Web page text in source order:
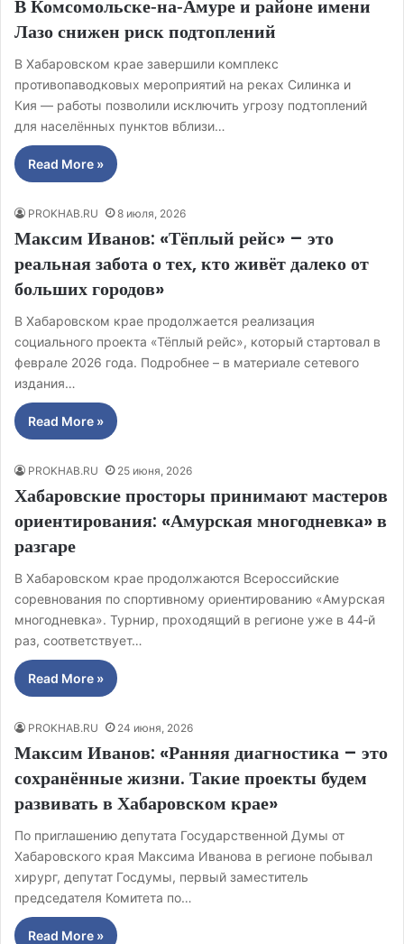
В Комсомольске‑на‑Амуре и районе имени
Лазо снижен риск подтоплений
В Хабаровском крае завершили комплекс
противопаводковых мероприятий на реках Силинка и
Кия — работы позволили исключить угрозу подтоплений
для населённых пунктов вблизи…
Read More »
PROKHAB.RU 8 июля, 2026
Максим Иванов: «Тёплый рейс» – это
реальная забота о тех, кто живёт далеко от
больших городов»
В Хабаровском крае продолжается реализация
социального проекта «Тёплый рейс», который стартовал в
феврале 2026 года. Подробнее – в материале сетевого
издания…
Read More »
PROKHAB.RU 25 июня, 2026
Хабаровские просторы принимают мастеров
ориентирования: «Амурская многодневка» в
разгаре
В Хабаровском крае продолжаются Всероссийские
соревнования по спортивному ориентированию «Амурская
многодневка». Турнир, проходящий в регионе уже в 44‑й
раз, соответствует…
Read More »
PROKHAB.RU 24 июня, 2026
Максим Иванов: «Ранняя диагностика – это
сохранённые жизни. Такие проекты будем
развивать в Хабаровском крае»
По приглашению депутата Государственной Думы от
Хабаровского края Максима Иванова в регионе побывал
хирург, депутат Госдумы, первый заместитель
председателя Комитета по…
Read More »